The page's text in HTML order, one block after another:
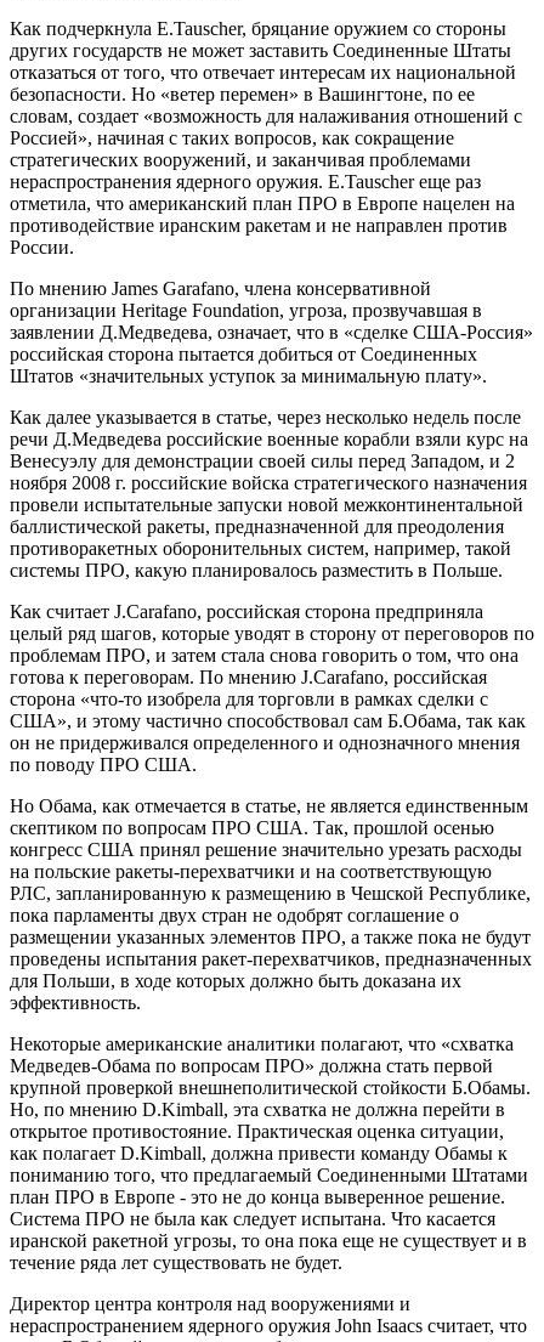
Как подчеркнула E.Tauscher, бряцание оружием со стороны
других государств не может заставить Соединенные Штаты
отказаться от того, что отвечает интересам их национальной
безопасности. Но «ветер перемен» в Вашингтоне, по ее
словам, создает «возможность для налаживания отношений с
Россией», начиная с таких вопросов, как сокращение
стратегических вооружений, и заканчивая проблемами
нераспространения ядерного оружия. E.Tauscher еще раз
отметила, что американский план ПРО в Европе нацелен на
противодействие иранским ракетам и не направлен против
России.
По мнению James Garafano, члена консервативной
организации Heritage Foundation, угроза, прозвучавшая в
заявлении Д.Медведева, означает, что в «сделке США-Россия»
российская сторона пытается добиться от Соединенных
Штатов «значительных уступок за минимальную плату».
Как далее указывается в статье, через несколько недель после
речи Д.Медведева российские военные корабли взяли курс на
Венесуэлу для демонстрации своей силы перед Западом, и 2
ноября 2008 г. российские войска стратегического назначения
провели испытательные запуски новой межконтинентальной
баллистической ракеты, предназначенной для преодоления
противоракетных оборонительных систем, например, такой
системы ПРО, какую планировалось разместить в Польше.
Как считает J.Carafano, российская сторона предприняла
целый ряд шагов, которые уводят в сторону от переговоров по
проблемам ПРО, и затем стала снова говорить о том, что она
готова к переговорам. По мнению J.Carafano, российская
сторона «что-то изобрела для торговли в рамках сделки с
США», и этому частично способствовал сам Б.Обама, так как
он не придерживался определенного и однозначного мнения
по поводу ПРО США.
Но Обама, как отмечается в статье, не является единственным
скептиком по вопросам ПРО США. Так, прошлой осенью
конгресс США принял решение значительно урезать расходы
на польские ракеты-перехватчики и на соответствующую
РЛС, запланированную к размещению в Чешской Республике,
пока парламенты двух стран не одобрят соглашение о
размещении указанных элементов ПРО, а также пока не будут
проведены испытания ракет-перехватчиков, предназначенных
для Польши, в ходе которых должно быть доказана их
эффективность.
Некоторые американские аналитики полагают, что «схватка
Медведев-Обама по вопросам ПРО» должна стать первой
крупной проверкой внешнеполитической стойкости Б.Обамы.
Но, по мнению D.Kimball, эта схватка не должна перейти в
открытое противостояние. Практическая оценка ситуации,
как полагает D.Kimball, должна привести команду Обамы к
пониманию того, что предлагаемый Соединенными Штатами
план ПРО в Европе - это не до конца выверенное решение.
Система ПРО не была как следует испытана. Что касается
иранской ракетной угрозы, то она пока еще не существует и в
течение ряда лет существовать не будет.
Директор центра контроля над вооружениями и
нераспространением ядерного оружия John Isaacs считает, что